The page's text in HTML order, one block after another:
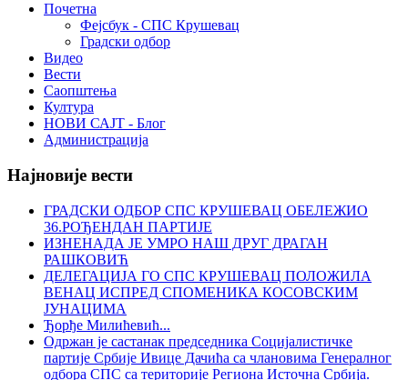
Почетна
Фејсбук - СПС Крушевац
Градски одбор
Видео
Вести
Саопштења
Култура
НОВИ САЈТ - Блог
Администрација
Најновије вести
ГРАДСКИ ОДБОР СПС КРУШЕВАЦ ОБЕЛЕЖИО
36.РОЂЕНДАН ПАРТИЈЕ
ИЗНЕНАДА ЈЕ УМРО НАШ ДРУГ ДРАГАН
РАШКОВИЋ
ДЕЛЕГАЦИЈА ГО СПС КРУШЕВАЦ ПОЛОЖИЛА
ВЕНАЦ ИСПРЕД СПОМЕНИКА КОСОВСКИМ
ЈУНАЦИМА
Ђорђе Милићевић...
Одржан је састанак председника Социјалистичке
партије Србије Ивице Дачића са члановима Генералног
одбора СПС са територије Региона Источна Србија.